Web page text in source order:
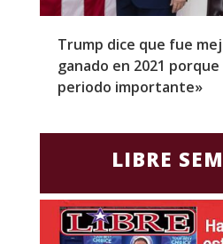
Trump dice que fue
ganado en 2021
periodo importante»
LIBRE